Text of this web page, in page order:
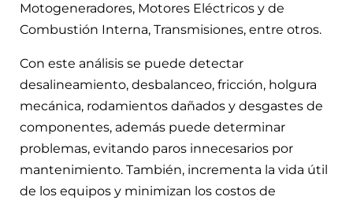
Motogeneradores, Motores Eléctricos y de
Combustión Interna, Transmisiones, entre otros.
Con este análisis se puede detectar
desalineamiento, desbalanceo, fricción, holgura
mecánica, rodamientos dañados y desgastes de
componentes, además puede determinar
problemas, evitando paros innecesarios por
mantenimiento. También, incrementa la vida útil
de los equipos y minimizan los costos de